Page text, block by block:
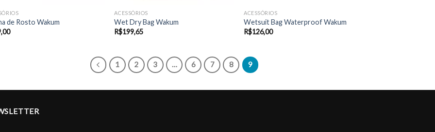
de Rosto Wakum
ACESSÓRIOS
Wet Dry Bag Wakum
R$199,65
ACESSÓRIOS
Wetsuit Bag Waterproof Wakum
R$126,00
1 2 3 … 6 7 8 9